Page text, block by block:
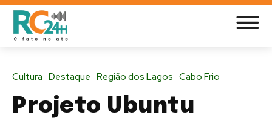
Cultura Destaque Região dos Lagos Cabo Frio
Projeto Ubuntu